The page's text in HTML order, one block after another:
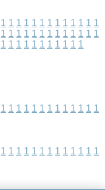
1 1 1 1 1 1 1 1 1 1 1 1 1
1 1 1 1 1 1 1 1 1 1 1 1 1
1 1 1 1 1 1 1 1 1 1 1
1 1 1 1 1 1 1 1 1 1 1 1 1
1 1 1 1 1 1 1 1 1 1 1 1 1